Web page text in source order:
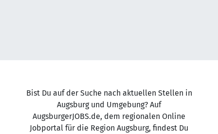
Bist Du auf der Suche nach aktuellen Stellen in
Augsburg und Umgebung? Auf
AugsburgerJOBS.de, dem regionalen Online
Jobportal für die Region Augsburg, findest Du